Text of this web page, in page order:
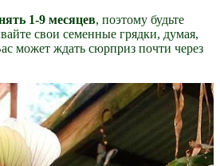
1-9 месяцев, поэтому будьте
свои семенные грядки, думая,
может ждать сюрприз почти через